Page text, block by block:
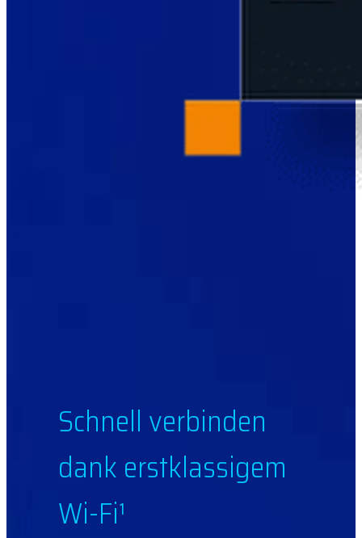
Schnell verbinden
dank erstklassigem
Wi-Fi¹